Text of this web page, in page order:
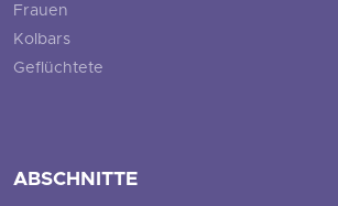
Frauen
Kolbars
Geflüchtete
ABSCHNITTE